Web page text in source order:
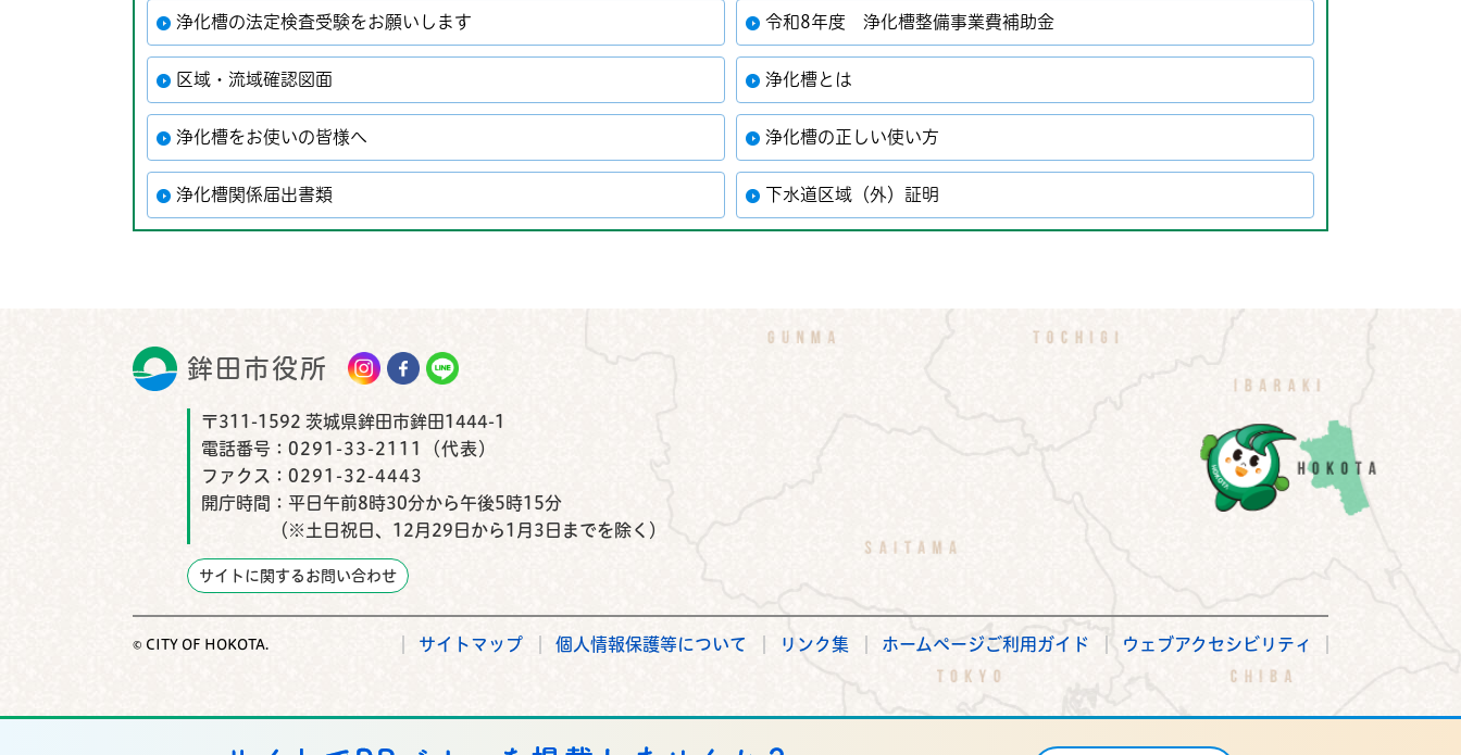
浄化槽の法定検査受験をお願いします 令和8年度 浄化槽整備事業費補助金
区域・流域確認図面 浄化槽とは
浄化槽をお使いの皆様へ 浄化槽の正しい使い方
浄化槽関係届出書類 下水道区域（外）証明
鉾田市役所 鉾田市公式Instagram
鉾田市公式Facebook
鉾田市公式LINE
〒311-1592 茨城県鉾田市鉾田1444-1
電話番号： 0291-33-2111（代表）
ファクス： 0291-32-4443
開庁時間： 平日午前8時30分から午後5時15分
（※土日祝日、12月29日から1月3日までを除く）
サイトに関するお問い合わせ
© CITY OF HOKOTA. サイトマップ 個人情報保護等について リンク集 ホームページご利用ガイド ウェブアクセシビリティ